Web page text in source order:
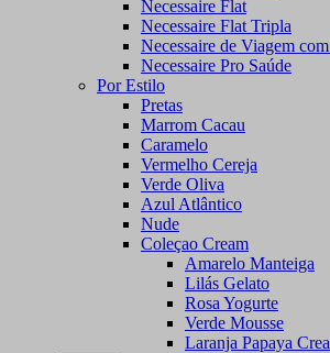
Necessaire Flat
Necessaire Flat Tripla
Necessaire de Viagem
Necessaire Pro Saúde
Por Estilo
Pretas
Marrom Cacau
Caramelo
Vermelho Cereja
Verde Oliva
Azul Atlântico
Nude
Coleçao Cream
Amarelo Manteiga
Lilás Gelato
Rosa Yogurte
Verde Mousse
Laranja Papaya